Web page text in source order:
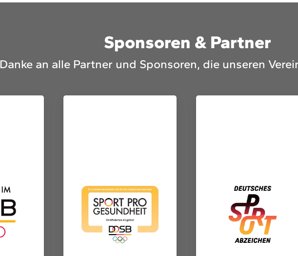
Sponsoren & Partner
Danke an alle Partner und Sponsoren, die unseren